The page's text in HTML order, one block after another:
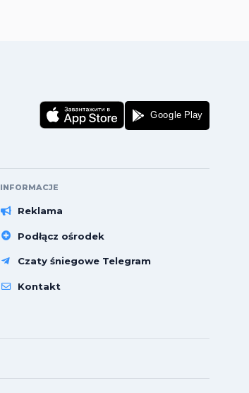
INFORMACJE
Reklama
Podłącz ośrodek
Czaty śniegowe Telegram
Kontakt